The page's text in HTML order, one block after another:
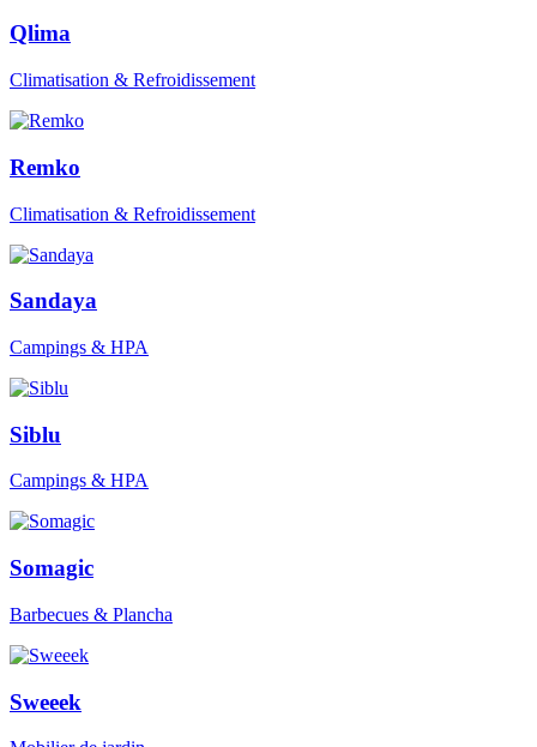
Qlima
Climatisation & Refroidissement
Remko
Climatisation & Refroidissement
Sandaya
Campings & HPA
Siblu
Campings & HPA
Somagic
Barbecues & Plancha
Sweeek